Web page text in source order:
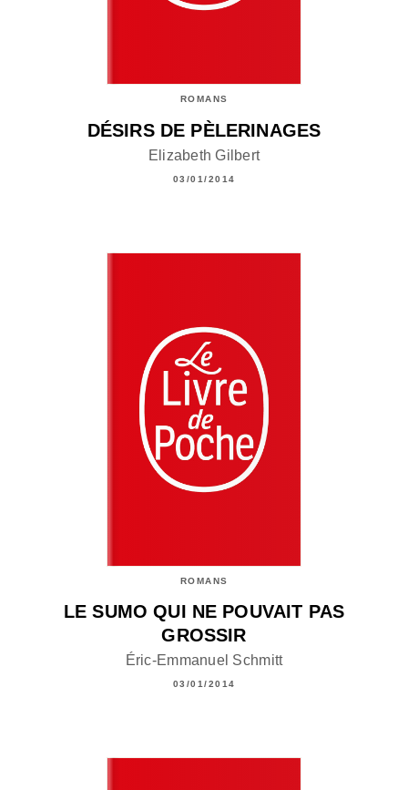
ROMANS
DÉSIRS DE PÈLERINAGES
Elizabeth Gilbert
03/01/2014
ROMANS
LE SUMO QUI NE POUVAIT PAS
GROSSIR
Éric-Emmanuel Schmitt
03/01/2014